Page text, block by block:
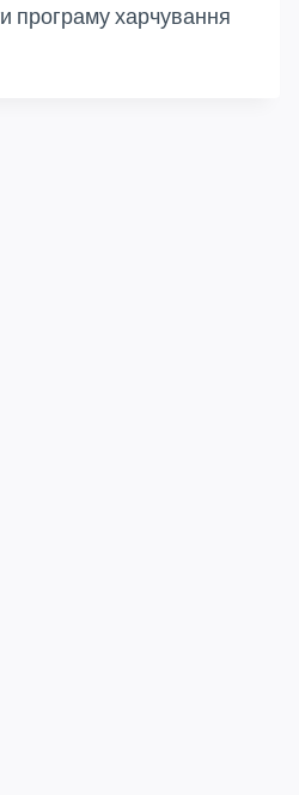
програму харчування